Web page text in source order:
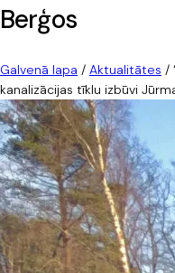
Berģos
Galvenā lapa / Aktualitātes /
kanalizācijas tīklu izbūvi